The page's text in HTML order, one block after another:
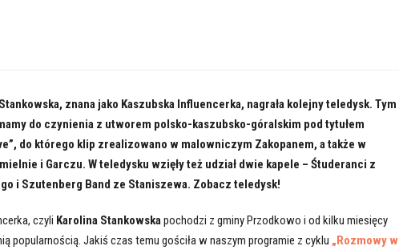
znana jako Kaszubska Influencerka, nagrała kolejny teledysk. Tym
do czynienia z utworem polsko-kaszubsko-góralskim pod tytułem
do którego klip zrealizowano w malowniczym Zakopanem, a także w
i Garczu. W teledysku wzięły też udział dwie kapele – Śtuderanci z
i Szutenberg Band ze Staniszewa. Zobacz teledysk!
czyli Karolina Stankowska pochodzi z gminy Przodkowo i od kilku miesięcy
popularnością. Jakiś czas temu gościła w naszym programie z cyklu „Rozmowy w